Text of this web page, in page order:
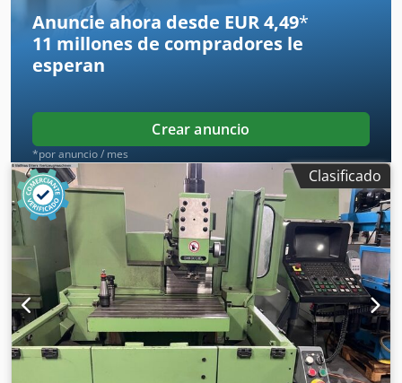
así como a venta previa!
Anuncie ahora desde EUR 4,49*
11 millones de compradores le
esperan
Crear anuncio
*por anuncio / mes
Clasificado